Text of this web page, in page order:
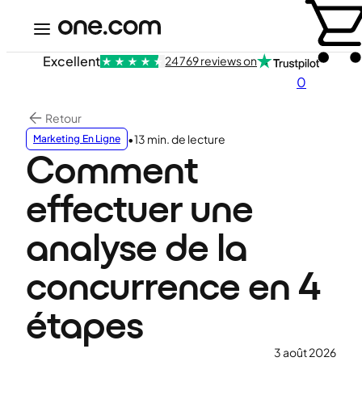
0
Excellent 24 769 reviews on
Retour
Marketing En Ligne •13 min. de lecture
Comment
effectuer une
analyse de la
concurrence en 4
étapes
3 août 2026